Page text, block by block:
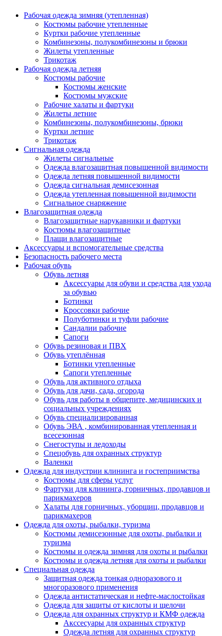
Рабочая одежда зимняя (утепленная)
Костюмы рабочие утепленные
Куртки рабочие утепленные
Комбинезоны, полукомбинезоны и брюки
Жилеты утепленные
Трикотаж
Рабочая одежда летняя
Костюмы рабочие
Костюмы женские
Костюмы мужские
Рабочие халаты и фартуки
Жилеты летние
Комбинезоны, полукомбинезоны, брюки
Куртки летние
Трикотаж
Сигнальная одежда
Жилеты сигнальные
Одежда влагозащитная повышенной видимости
Одежда летняя повышенной видимости
Одежда сигнальная демисезонная
Одежда утепленная повышенной видимости
Сигнальное снаряжение
Влагозащитная одежда
Влагозащитные нарукавники и фартуки
Костюмы влагозащитные
Плащи влагозащитные
Аксессуары и вспомогательные средства
Безопасность рабочего места
Рабочая обувь
Обувь летняя
Аксессуары для обуви и средства для ухода
за обувью
Ботинки
Кроссовки рабочие
Полуботинки и туфли рабочие
Сандалии рабочие
Сапоги
Обувь резиновая и ПВХ
Обувь утеплённая
Ботинки утепленные
Сапоги утепленные
Обувь для активного отдыха
Обувь для дачи, сада, огорода
Обувь для работы в общепите, медицинских и
социальных учреждениях
Обувь специализированная
Обувь ЭВА , комбинированная утепленная и
всесезонная
Снегоступы и ледоходы
Спецобувь для охранных структур
Валенки
Одежда для индустрии клининга и гостеприимства
Костюмы для сферы услуг
Фартуки для клининга, горничных, продавцов и
парикмахеров
Халаты для горничных, уборщиц, продавцов и
парикмахеров
Одежда для охоты, рыбалки, туризма
Костюмы демисезонные для охоты, рыбалки и
туризма
Костюмы и одежда зимняя для охоты и рыбалки
Костюмы и одежда летняя для охоты и рыбалки
Специальная одежда
Защитная одежда тонкая одноразового и
многоразового применения
Одежда антистатическая и нефте-маслостойкая
Одежда для защиты от кислоты и щелочи
Одежда для охранных структур и КМФ одежда
Акссесуары для охранных структур
Одежда летняя для охранных структур